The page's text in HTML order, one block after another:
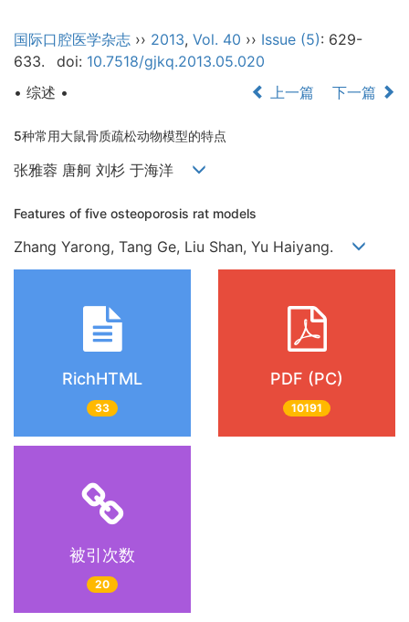
国际口腔医学杂志 ›› 2013, Vol. 40 ›› Issue (5): 629-
633.
doi: 10.7518/gjkq.2013.05.020
• 综述 •
上一篇 下一篇
5种常用大鼠骨质疏松动物模型的特点
张雅蓉 唐舸 刘杉 于海洋
Features of five osteoporosis rat models
Zhang Yarong, Tang Ge, Liu Shan, Yu Haiyang.
RichHTML
33
PDF (PC)
10191
被引次数
20